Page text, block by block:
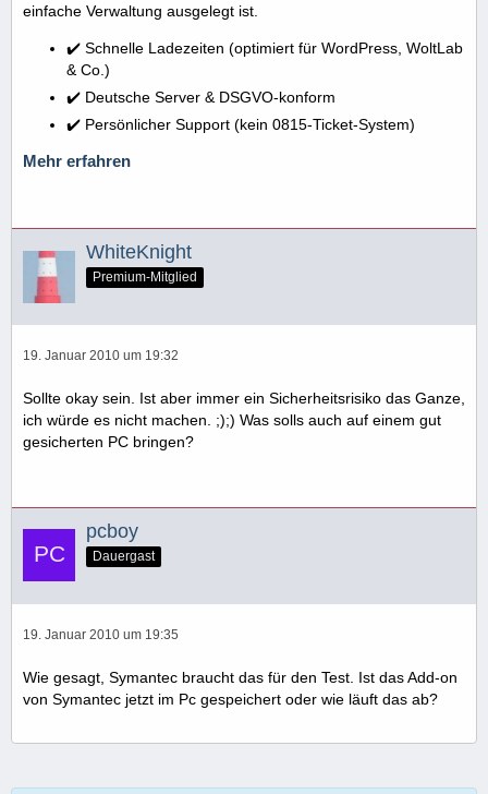
einfache Verwaltung ausgelegt ist.
✔️ Schnelle Ladezeiten (optimiert für WordPress, WoltLab
& Co.)
✔️ Deutsche Server & DSGVO-konform
✔️ Persönlicher Support (kein 0815-Ticket-System)
Mehr erfahren
WhiteKnight
Premium-Mitglied
19. Januar 2010 um 19:32
Sollte okay sein. Ist aber immer ein Sicherheitsrisiko das Ganze,
ich würde es nicht machen. ;);) Was solls auch auf einem gut
gesicherten PC bringen?
pcboy
Dauergast
19. Januar 2010 um 19:35
Wie gesagt, Symantec braucht das für den Test. Ist das Add-on
von Symantec jetzt im Pc gespeichert oder wie läuft das ab?